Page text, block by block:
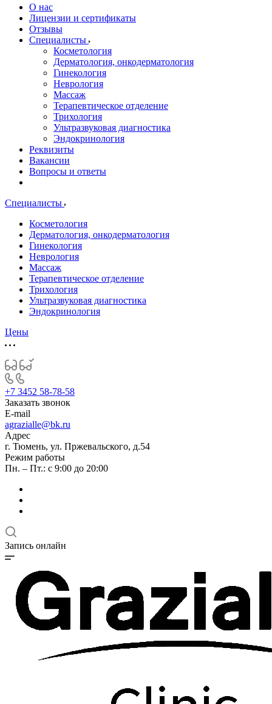
О нас
Лицензии и сертификаты
Отзывы
Специалисты
Косметология
Дерматология, онкодерматология
Гинекология
Неврология
Массаж
Терапевтическое отделение
Трихология
Ультразвуковая диагностика
Эндокринология
Реквизиты
Вакансии
Вопросы и ответы
Специалисты
Косметология
Дерматология, онкодерматология
Гинекология
Неврология
Массаж
Терапевтическое отделение
Трихология
Ультразвуковая диагностика
Эндокринология
Цены
+7 3452 58-78-58
Заказать звонок
E-mail
agrazialle@bk.ru
Адрес
г. Тюмень, ул. Пржевальского, д.54
Режим работы
Пн. – Пт.: с 9:00 до 20:00
Запись онлайн